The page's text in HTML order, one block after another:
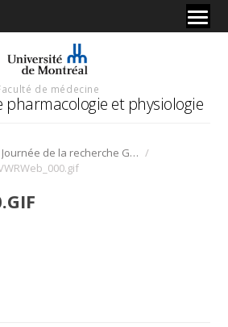
de médecine
pharmacologie et physiologie
Journée de la recherche Gabriel L. Plaa /